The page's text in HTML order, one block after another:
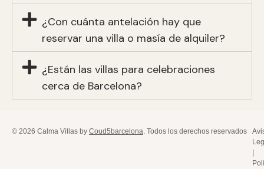
¿Con cuánta antelación hay que
reservar una villa o masía de alquiler?
¿Están las villas para celebraciones
cerca de Barcelona?
© 2026 Calma Villas by Coud5barcelona. Todos los derechos reservados